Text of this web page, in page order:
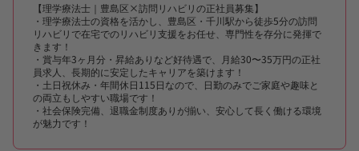
【理学療法士｜豊島区×訪問リハビリの正社員募集】
・理学療法士の資格を活かし、豊島区・千川駅から徒歩5分の訪問
リハビリで在宅でのリハビリ支援をお任せ、専門性を存分に発揮で
きます！
・賞与年3ヶ月分・昇給ありなど好待遇で、月給30〜35万円の正社
員求人、長期的に安定したキャリアを築けます！
・土日祝休み・年間休日115日なので、日勤のみでご家庭や趣味と
の両立もしやすい職場です！
・社会保険完備、退職金制度ありが揃い、安心して長く働ける環境
が魅力です！